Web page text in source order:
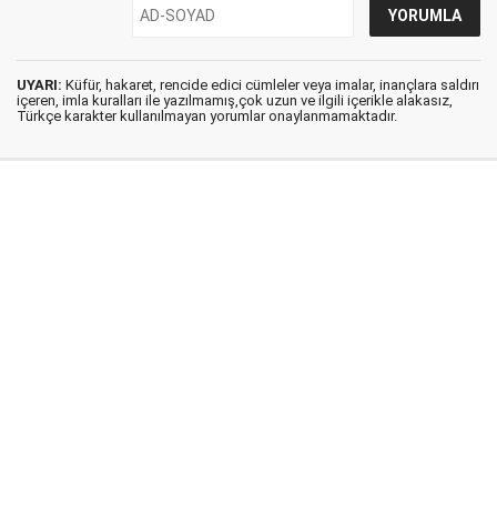
UYARI: Küfür, hakaret, rencide edici cümleler veya imalar, inançlara saldırı
içeren, imla kuralları ile yazılmamış,çok uzun ve ilgili içerikle alakasız,
Türkçe karakter kullanılmayan yorumlar onaylanmamaktadır.